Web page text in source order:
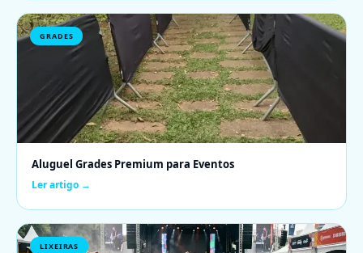
GRADES
Aluguel Grades Premium para Eventos
Ler artigo →
LIXEIRAS